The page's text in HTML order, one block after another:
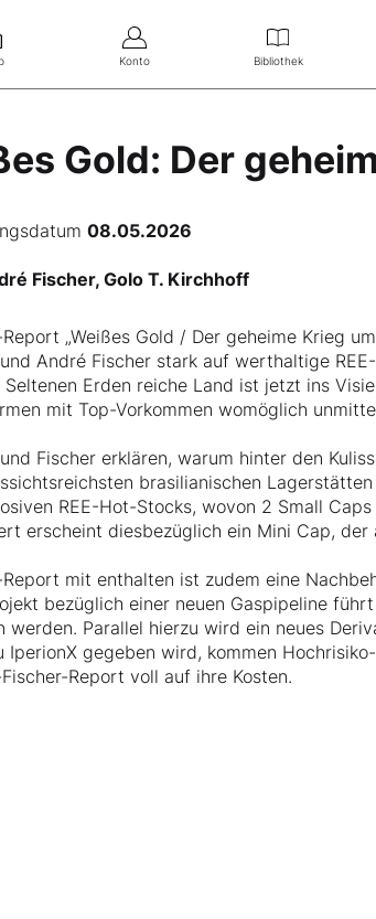
Konto Bibliothek
Gold: Der
08.05.2026
Fischer, Golo T. Kirchhoff
„Weißes Gold / Der geheime Krieg
André Fischer stark auf werthaltige
Seltenen Erden reiche Land ist jetzt ins
mit Top-Vorkommen womöglich
Fischer erklären, warum hinter den
brasilianischen
REE-Hot-Stocks, wovon 2 Small
erscheint diesbezüglich ein Mini Cap,
mit enthalten ist zudem eine
bezüglich einer neuen Gaspipeline
werden. Parallel hierzu wird ein neues
IperionX gegeben wird, kommen
Report voll auf ihre Kosten.